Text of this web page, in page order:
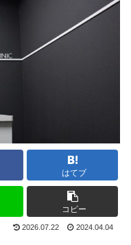
はてブ
コピー
2026.07.22 2024.04.04